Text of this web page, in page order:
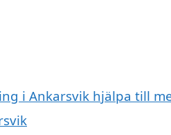
i Ankarsvik hjälpa till